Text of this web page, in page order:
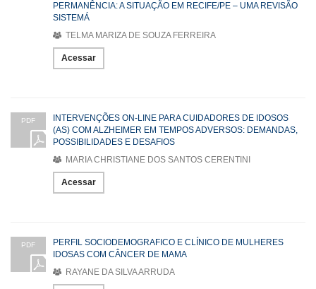
PERMANÊNCIA: A SITUAÇÃO EM RECIFE/PE – UMA REVISÃO
SISTEMÁ
TELMA MARIZA DE SOUZA FERREIRA
Acessar
PDF
INTERVENÇÕES ON-LINE PARA CUIDADORES DE IDOSOS
(AS) COM ALZHEIMER EM TEMPOS ADVERSOS: DEMANDAS,
POSSIBILIDADES E DESAFIOS
MARIA CHRISTIANE DOS SANTOS CERENTINI
Acessar
PDF
PERFIL SOCIODEMOGRAFICO E CLÍNICO DE MULHERES
IDOSAS COM CÂNCER DE MAMA
RAYANE DA SILVA ARRUDA